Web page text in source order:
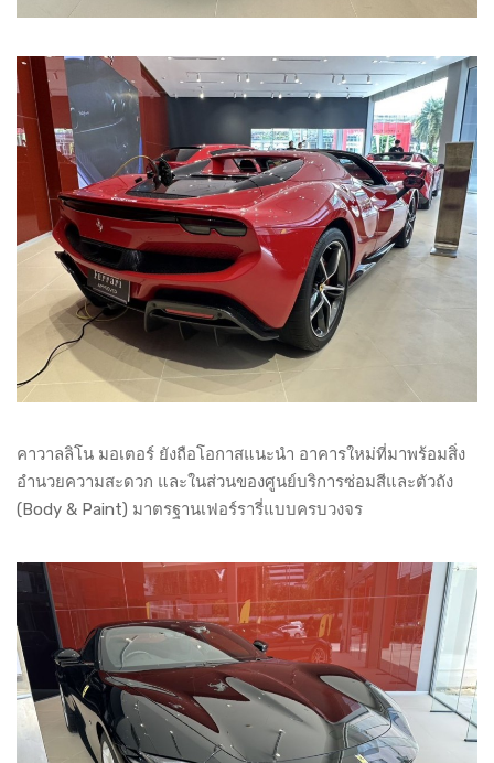
คาวาลลิโน มอเตอร์ ยังถือโอกาสแนะนำ อาคารใหม่ที่มาพร้อมสิ่ง
อำนวยความสะดวก และในส่วนของศูนย์บริการซ่อมสีและตัวถัง
(Body & Paint) มาตรฐานเฟอร์รารี่แบบครบวงจร